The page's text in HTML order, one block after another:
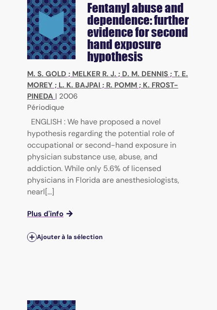
Fentanyl abuse and
dependence: further
evidence for second
hand exposure
hypothesis
M. S. GOLD ; MELKER R. J. ; D. M. DENNIS ; T. E.
MOREY ; L. K. BAJPAI ; R. POMM ; K. FROST-
PINEDA | 2006
Périodique
ENGLISH : We have proposed a novel
hypothesis regarding the potential role of
occupational or second-hand exposure in
physician substance use, abuse, and
addiction. While only 5.6% of licensed
physicians in Florida are anesthesiologists,
nearl[...]
Plus d'info
Ajouter à la sélection